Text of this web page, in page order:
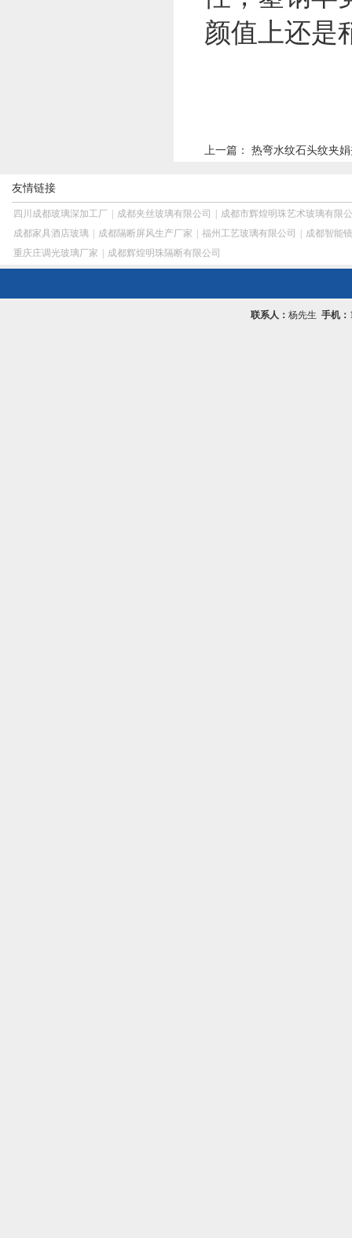
颜值上还是
上一篇： 热弯水纹石头纹夹
友情链接
四川成都玻璃深加工厂 成都夹丝玻璃有限公司
成都市辉煌明珠艺术玻璃有限
成都家具酒店玻璃
成都隔断屏风生产厂家 福州工艺玻璃有限公司
成都智能
重庆庄调光玻璃厂家
成都辉煌明珠隔断有限公司
联系人： 杨先生 手机：